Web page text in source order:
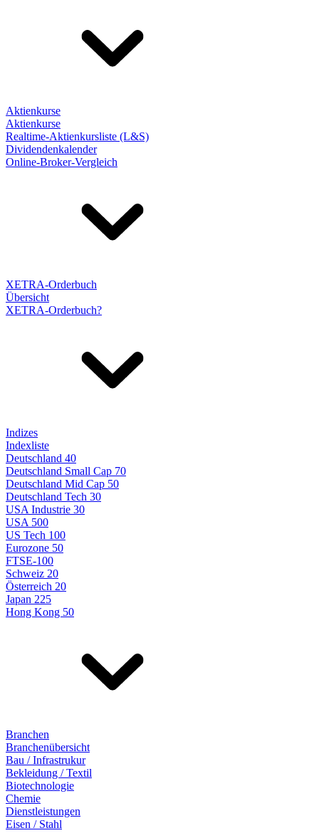
Aktienkurse
Aktienkurse
Realtime-Aktienkursliste (L&S)
Dividendenkalender
Online-Broker-Vergleich
XETRA-Orderbuch
Übersicht
XETRA-Orderbuch?
Indizes
Indexliste
Deutschland 40
Deutschland Small Cap 70
Deutschland Mid Cap 50
Deutschland Tech 30
USA Industrie 30
USA 500
US Tech 100
Eurozone 50
FTSE-100
Schweiz 20
Österreich 20
Japan 225
Hong Kong 50
Branchen
Branchenübersicht
Bau / Infrastrukur
Bekleidung / Textil
Biotechnologie
Chemie
Dienstleistungen
Eisen / Stahl